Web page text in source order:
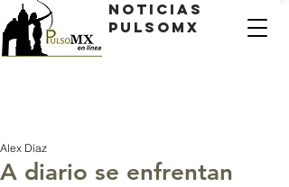
Noticias
PulsoMX
A diario se enfrentan
Alex Díaz